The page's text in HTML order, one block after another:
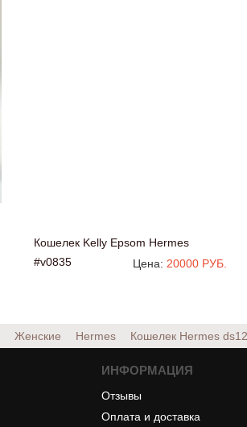
Кошелек Kelly Epsom Hermes
#v0835
Цена: 20000 РУБ.
Женские Hermes Кошелек Hermes
ИНФОРМАЦИЯ
Отзывы
Оплата и доставка